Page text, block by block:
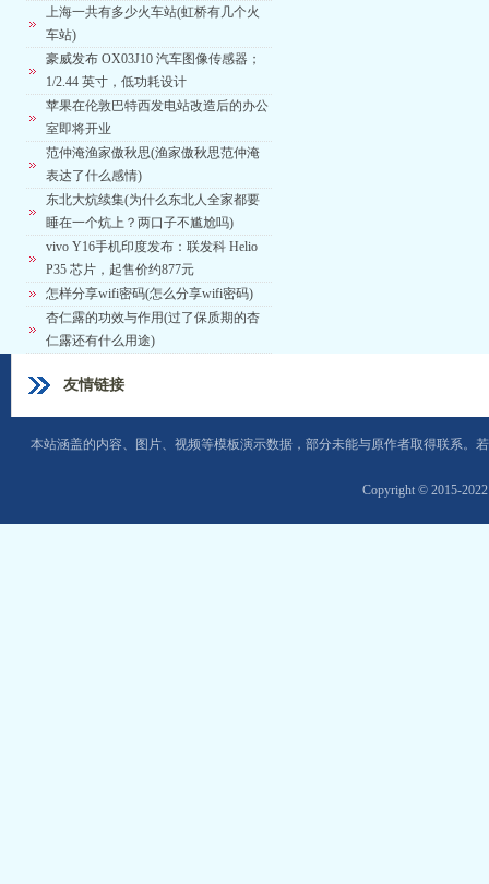
上海一共有多少火车站(虹桥有几个火
车站)
豪威发布 OX03J10 汽车图像传感器；
1/2.44 英寸，低功耗设计
苹果在伦敦巴特西发电站改造后的办公
室即将开业
范仲淹渔家傲秋思(渔家傲秋思范仲淹
表达了什么感情)
东北大炕续集(为什么东北人全家都要
睡在一个炕上？两口子不尴尬吗)
vivo Y16手机印度发布：联发科 Helio
P35 芯片，起售价约877元
怎样分享wifi密码(怎么分享wifi密码)
杏仁露的功效与作用(过了保质期的杏
仁露还有什么用途)
友情链接
本站涵盖的内容、图片、视频等模板演示数据，部分未能与原作者取得联系。
Copyright © 2015-